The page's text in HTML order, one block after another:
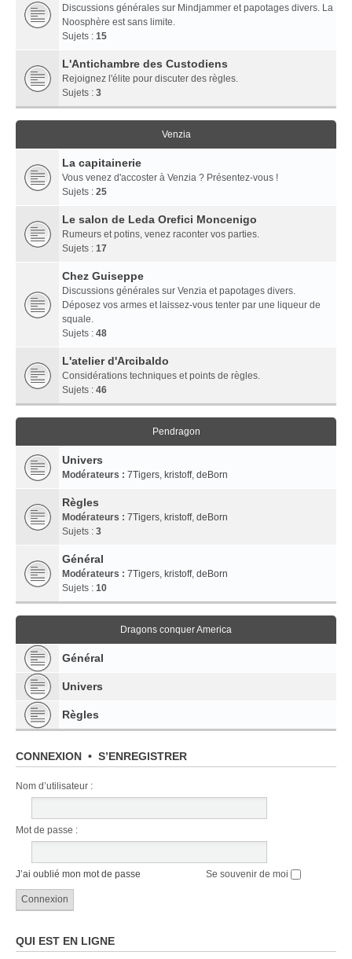
Discussions générales sur Mindjammer et papotages divers. La
Noosphère est sans limite.
Sujets : 15
L'Antichambre des Custodiens
Rejoignez l'élite pour discuter des règles.
Sujets : 3
Venzia
La capitainerie
Vous venez d'accoster à Venzia ? Présentez-vous !
Sujets : 25
Le salon de Leda Orefici Moncenigo
Rumeurs et potins, venez raconter vos parties.
Sujets : 17
Chez Guiseppe
Discussions générales sur Venzia et papotages divers.
Déposez vos armes et laissez-vous tenter par une liqueur de
squale.
Sujets : 48
L'atelier d'Arcibaldo
Considérations techniques et points de règles.
Sujets : 46
Pendragon
Univers
Modérateurs : 7Tigers, kristoff, deBorn
Règles
Modérateurs : 7Tigers, kristoff, deBorn
Sujets : 3
Général
Modérateurs : 7Tigers, kristoff, deBorn
Sujets : 10
Dragons conquer America
Général
Univers
Règles
CONNEXION • S’ENREGISTRER
Nom d’utilisateur :
Mot de passe :
J’ai oublié mon mot de passe Se souvenir de moi
QUI EST EN LIGNE